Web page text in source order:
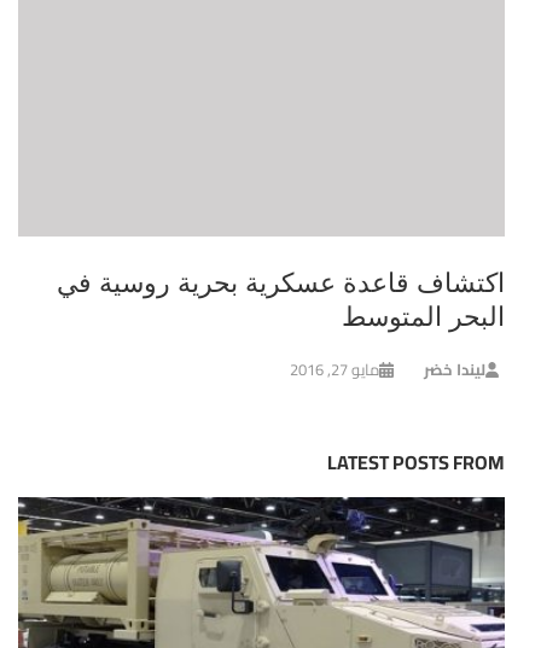
اكتشاف قاعدة عسكرية بحرية روسية في
البحر المتوسط
ليندا خضر مايو 27, 2016
LATEST POSTS FROM